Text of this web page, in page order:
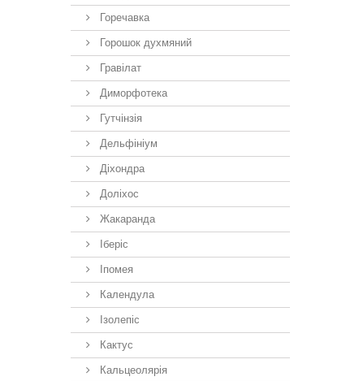
Горечавка
Горошок духмяний
Гравілат
Диморфотека
Гутчінзія
Дельфініум
Діхондра
Доліхос
Жакаранда
Іберiс
Іпомея
Календула
Ізолепіс
Кактус
Кальцеолярія